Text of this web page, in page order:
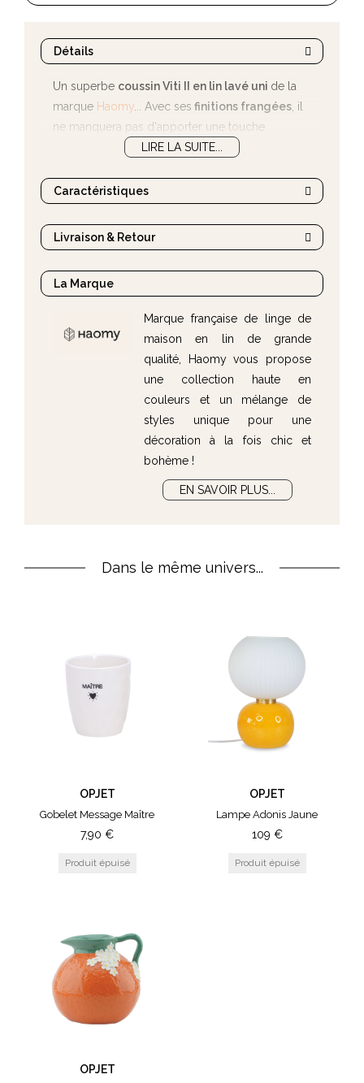
Détails
Un superbe coussin Viti II en lin lavé uni de la
marque Haomy ... Avec ses finitions frangées , il
ne manquera pas d'apporter une touche
d'élégance dans votre intérieur...
LIRE LA SUITE...
Caractéristiques
Livraison & Retour
La Marque
Marque française de linge de
maison en lin de grande
qualité, Haomy vous propose
une collection haute en
couleurs et un mélange de
styles unique pour une
décoration à la fois chic et
bohème !
EN SAVOIR PLUS...
Dans le même univers...
OPJET
Gobelet Message Maître
7,90 €
OPJET
Lampe Adonis Jaune
109 €
OPJET